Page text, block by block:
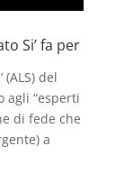
Si’ fa per
del
agli “esperti
di fede che
a